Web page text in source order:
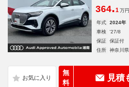
364.1 万円
年式 2024年
車検
'27/8
保証
保証付
住所
神奈川
無
料
見積